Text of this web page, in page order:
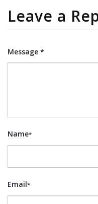
Leave a
Message *
Name*
Email*